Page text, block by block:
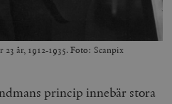
år, 1912-1935. Foto: Scanpix
princip innebär stora